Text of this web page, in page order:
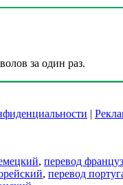
за один раз.
|
, перевод
, перевод